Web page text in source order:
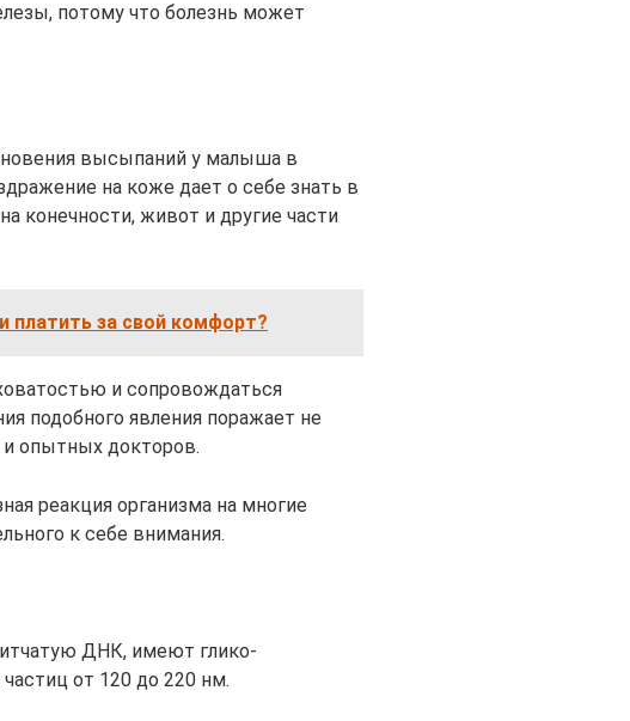
потому что болезнь может
высыпаний у малыша в
на коже дает о себе знать в
конечности, живот и другие части
платить за свой комфорт?
и сопровождаться
подобного явления поражает не
опытных докторов.
реакция организма на многие
к себе внимания.
ДНК, имеют глико-
от 120 до 220 нм.